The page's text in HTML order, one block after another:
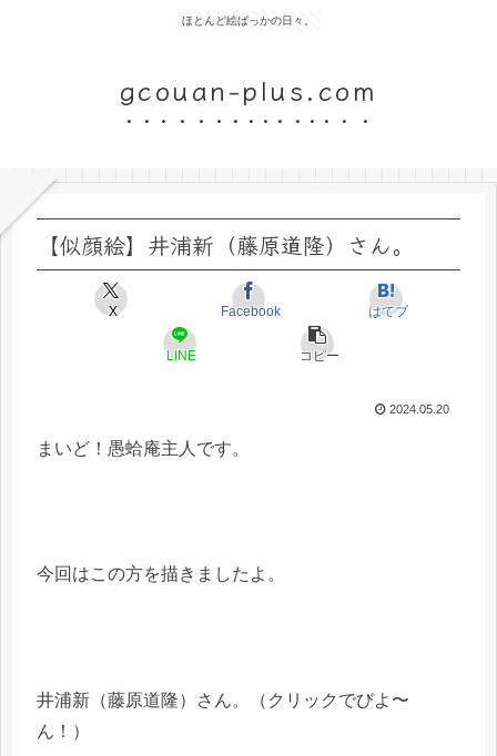
ほとんど絵ばっかの日々。
gcouan-plus.com
【似顔絵】井浦新（藤原道隆）さん。
X Facebook はてブ
LINE コピー
2024.05.20
まいど！愚蛤庵主人です。
今回はこの方を描きましたよ。
井浦新（藤原道隆）さん。（クリックでびよ〜
ん！）